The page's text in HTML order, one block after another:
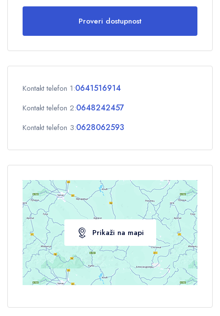
Odrasli 1
Deca 0
Proveri dostupnost
Kontakt telefon 1:0641516914
Kontakt telefon 2:0648242457
Kontakt telefon 3:0628062593
Prikaži na mapi